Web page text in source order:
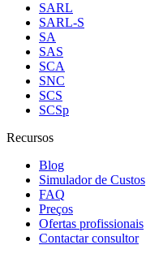
SARL
SARL-S
SA
SAS
SCA
SNC
SCS
SCSp
Recursos
Blog
Simulador de Custos
FAQ
Preços
Ofertas profissionais
Contactar consultor